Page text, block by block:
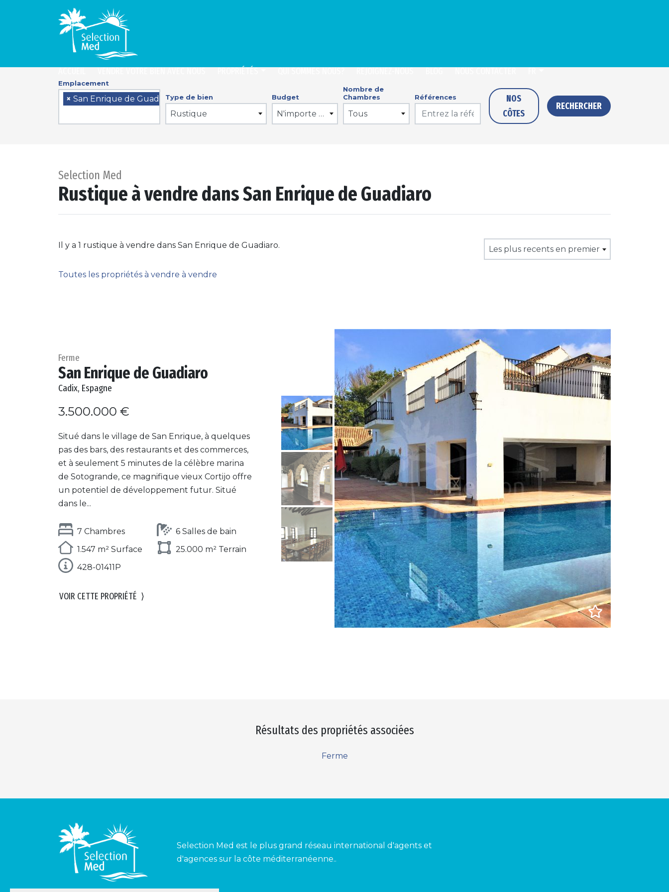
Emplacement
× San Enrique de GuadiaroType de bien
Rustique
Budget
N'importe quel prix
Nombre de
Chambres
Tous
Références
NOS
CÔTES
RECHERCHER
Selection Med
Rustique à vendre dans San Enrique de Guadiaro
Il y a 1 rustique à vendre dans San Enrique de Guadiaro. Les plus recents en premier
Toutes les propriétés à vendre à vendre
Ferme
San Enrique de Guadiaro
Cadix, Espagne
3.500.000 €
Situé dans le village de San Enrique, à quelques
pas des bars, des restaurants et des commerces,
et à seulement 5 minutes de la célèbre marina
de Sotogrande, ce magnifique vieux Cortijo offre
un potentiel de développement futur. Situé
dans le...
7 Chambres
6 Salles de bain
1.547 m² Surface
25.000 m² Terrain
428-01411P
VOIR CETTE PROPRIÉTÉ ⟩
Résultats des propriétés associées
Ferme
Selection Med est le plus grand réseau international d'agents et
d'agences sur la côte méditerranéenne..